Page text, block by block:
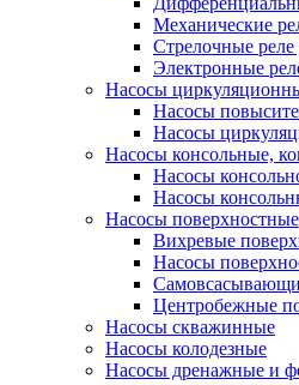
Механические
Стрелочные реле
Электронные
Насосы
Насосы
Насосы
Насосы консольные,
Насосы
Насосы
Насосы поверхностные
Вихревые
Насосы
Центробежные
Насосы скважинные
Насосы колодезные
Насосы дренажные и